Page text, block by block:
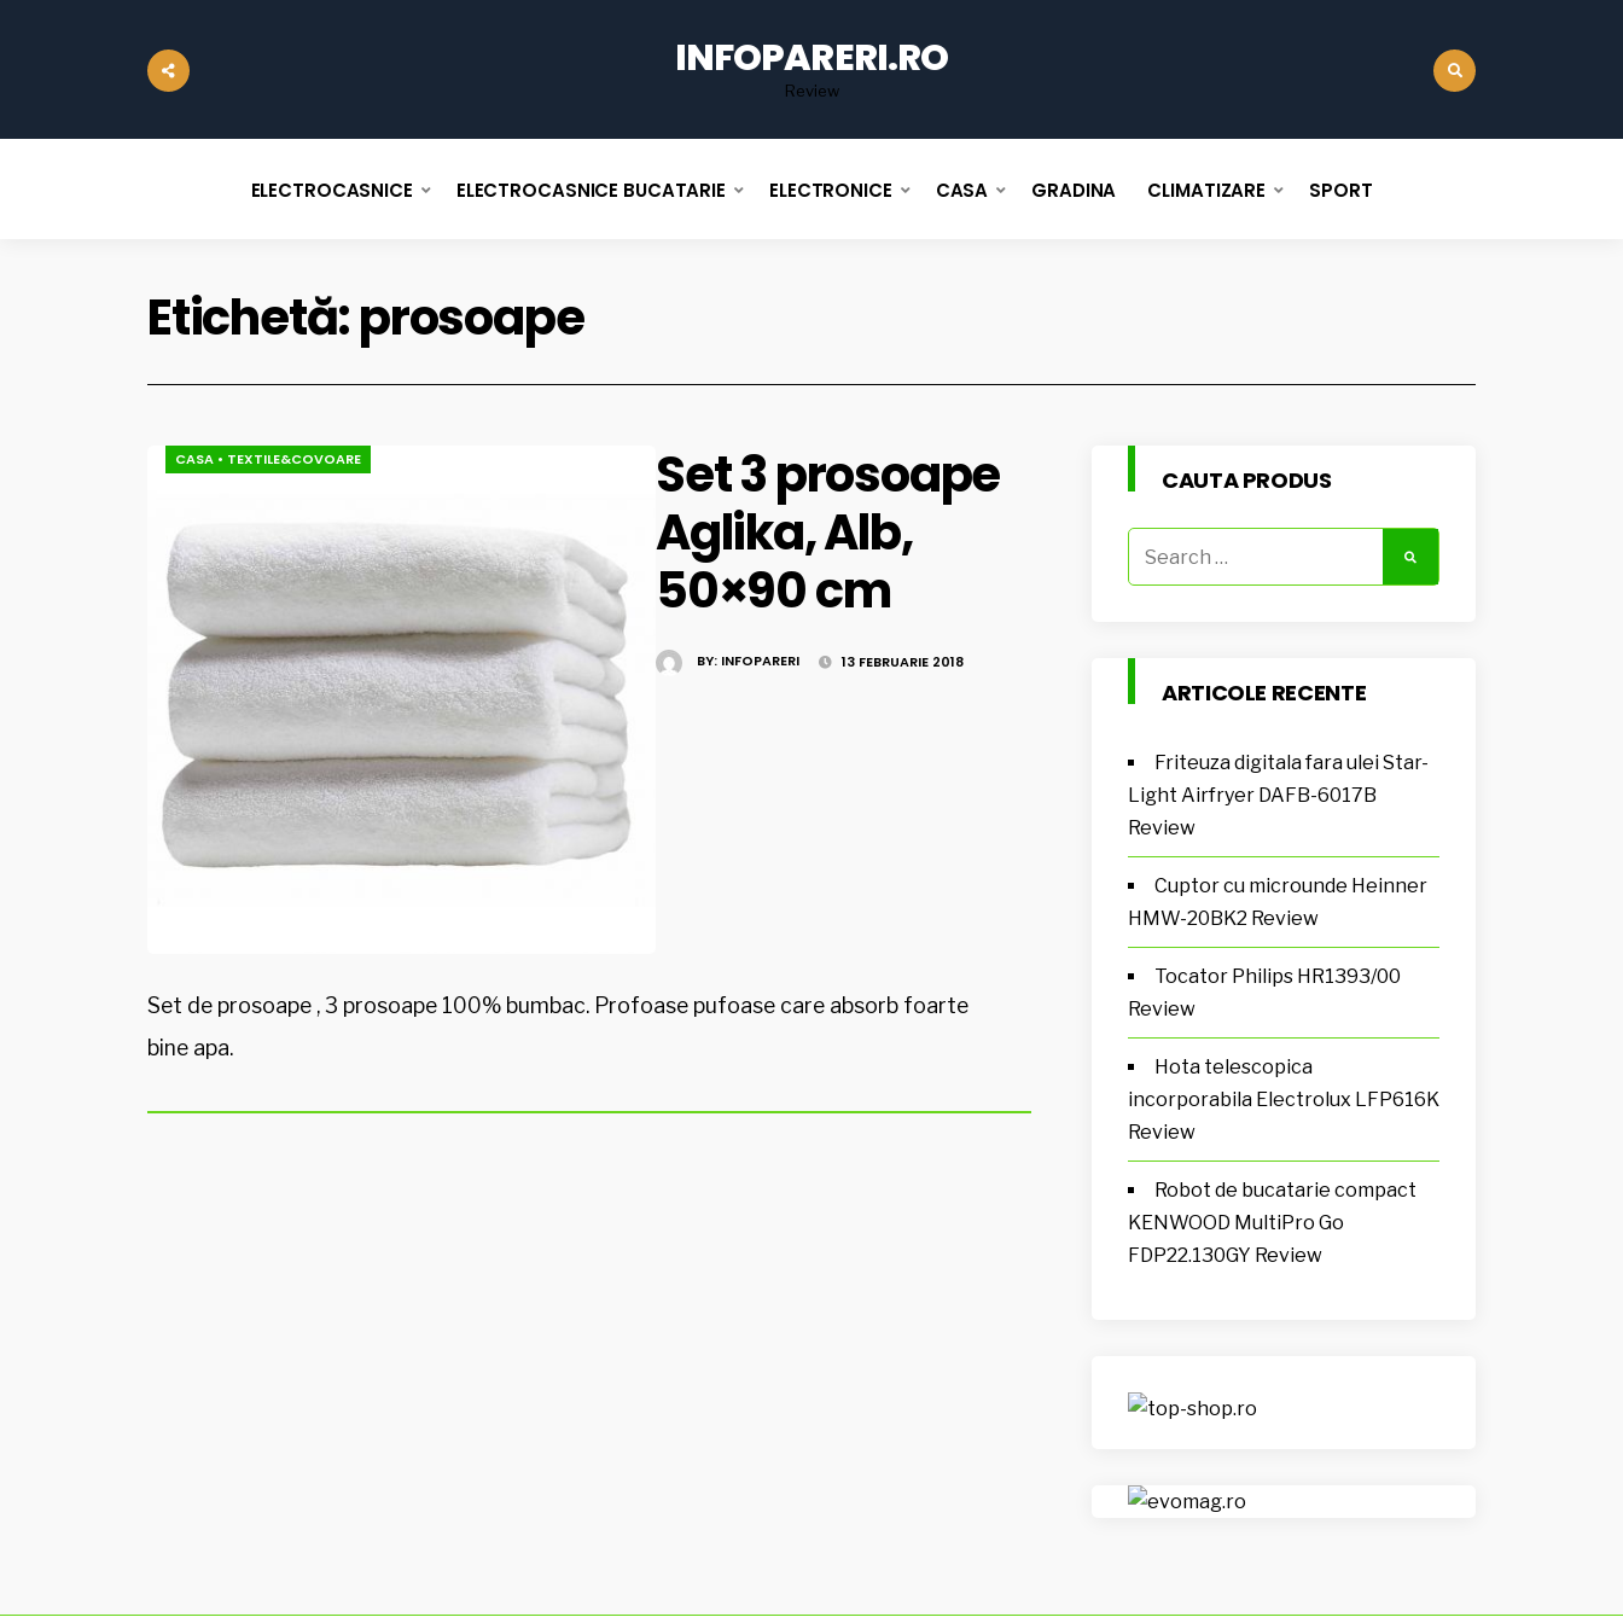
INFOPARERI.RO
Review
ELECTROCASNICE ELECTROCASNICE BUCATARIE ELECTRONICE CASA GRADINA CLIMATIZARE SPORT
Etichetă:prosoape
CASA • TEXTILE&COVOARE
Set 3 prosoape
Aglika, Alb,
50×90 cm
BY: INFOPARERI 13 FEBRUARIE 2018
Set de prosoape , 3 prosoape 100% bumbac. Profoase pufoase care absorb foarte
bine apa.
CAUTA PRODUS
for:
ARTICOLE RECENTE
Friteuza digitala fara ulei Star-
Light Airfryer DAFB-6017B
Review
Cuptor cu microunde Heinner
HMW-20BK2 Review
Tocator Philips HR1393/00
Review
Hota telescopica
incorporabila Electrolux LFP616K
Review
Robot de bucatarie compact
KENWOOD MultiPro Go
FDP22.130GY Review